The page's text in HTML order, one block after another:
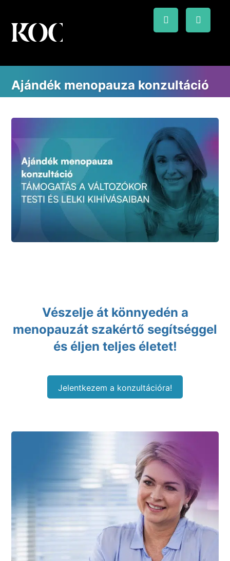
Ajándék menopauza konzultáció
Vészelje át könnyedén a
menopauzát szakértő segítséggel
és éljen teljes életet!
Jelentkezem a konzultációra!